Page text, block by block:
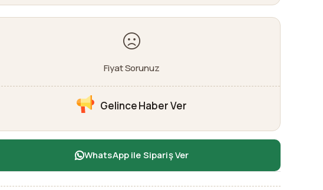
Fiyat Sorunuz
Gelince Haber Ver
WhatsApp ile Sipariş Ver